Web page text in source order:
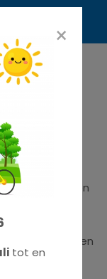
13 van de
en
ten
in de
van goederen
×
tot en